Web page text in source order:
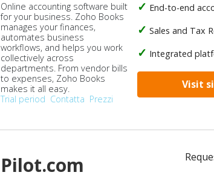
Online accounting software built
for your business. Zoho Books
manages your finances,
automates business
workflows, and helps you work
collectively across
departments. From vendor bills
to expenses, Zoho Books
makes it all easy.
Trial period Contatta Prezzi
End-to-end
Sales and Tax
Integrated
Visit
Pilot.com